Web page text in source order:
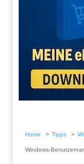
Home Tipps
Windows-